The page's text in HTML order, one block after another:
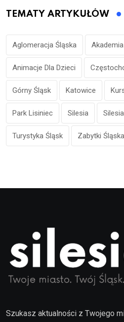
TEMATY ARTYKUŁÓW
Aglomeracja Śląska
Animacje Dla Dzieci
Górny Śląsk Katowice
Park Lisiniec Silesia
Turystyka Śląsk Zabytki Śląska
Szukasz aktualności z Twojego